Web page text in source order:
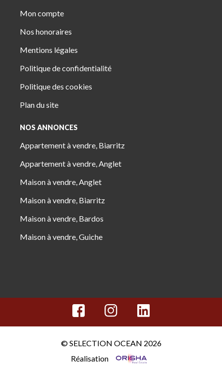
Mon compte
Nos honoraires
Mentions légales
Politique de confidentialité
Politique des cookies
Plan du site
NOS ANNONCES
Appartement à vendre, Biarritz
Appartement à vendre, Anglet
Maison à vendre, Anglet
Maison à vendre, Biarritz
Maison à vendre, Bardos
Maison à vendre, Guiche
© SELECTION OCEAN 2026
Réalisation